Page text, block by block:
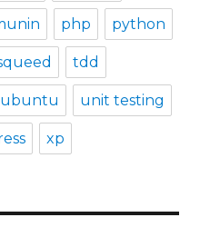
php python
tdd
ubuntu unit testing
xp